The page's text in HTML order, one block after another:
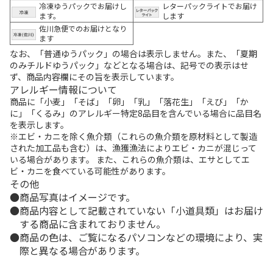
冷凍ゆうパックでお届けし
ます。
レターパックライトでお届け
します
佐川急便でのお届けとなり
ます
なお、「普通ゆうパック」の場合は表示しません。また、「夏期
のみチルドゆうパック」などとなる場合は、記号での表示はせ
ず、商品内容欄にその旨を表示しています。
アレルギー情報について
商品に「小麦」「そば」「卵」「乳」「落花生」「えび」「か
に」「くるみ」のアレルギー特定8品目を含んでいる場合に品目名
を表示します。
※エビ・カニを除く魚介類（これらの魚介類を原材料として製造
された加工品も含む）は、漁獲漁法によりエビ・カニが混じって
いる場合があります。 また、これらの魚介類は、エサとしてエ
ビ・カニを食べている可能性があります。
その他
商品写真はイメージです。
商品内容として記載されていない「小道具類」はお届け
する商品に含まれておりません。
商品の色は、ご覧になるパソコンなどの環境により、実
際と異なる場合があります。